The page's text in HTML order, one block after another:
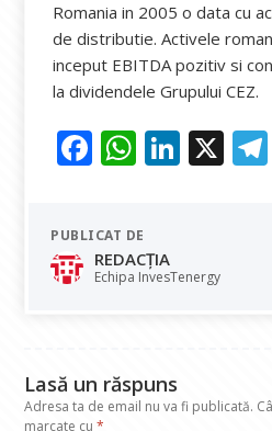
Romania in 2005 o data cu
de distributie. Activele
inceput EBITDA pozitiv si
la dividendele Grupului CEZ.
F
e
b
o
W
at
s
A
Li
dI
X
PUBLICAT DE
REDACȚIA
Echipa InvesTenergy
Lasă un răspuns
Adresa ta de email nu va fi publicată.
marcate cu*